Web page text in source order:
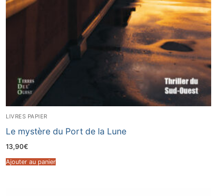
LIVRES PAPIER
Le mystère du Port de la Lune
13,90€
Ajouter au panier